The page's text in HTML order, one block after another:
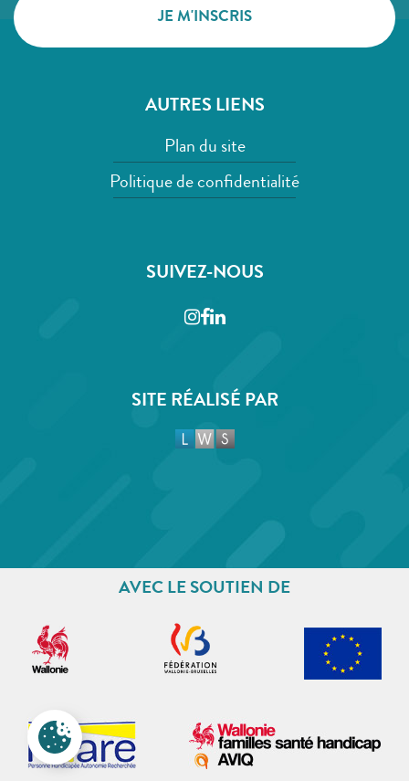
AUTRES LIENS
Plan du site
Politique de confidentialité
SUIVEZ-NOUS
Instagram
Facebook
LinkedIn
SITE RÉALISÉ PAR
AVEC LE SOUTIEN DE